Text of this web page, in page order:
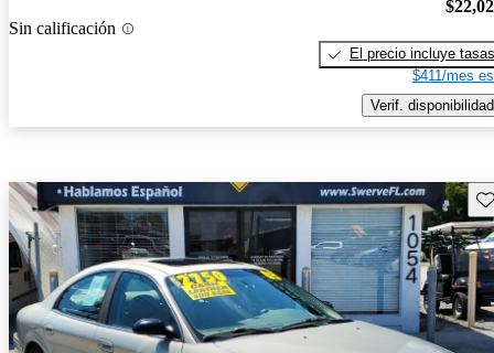
Sin calificación
El precio incluye tasas
$411/mes
Verif. disponibilidad